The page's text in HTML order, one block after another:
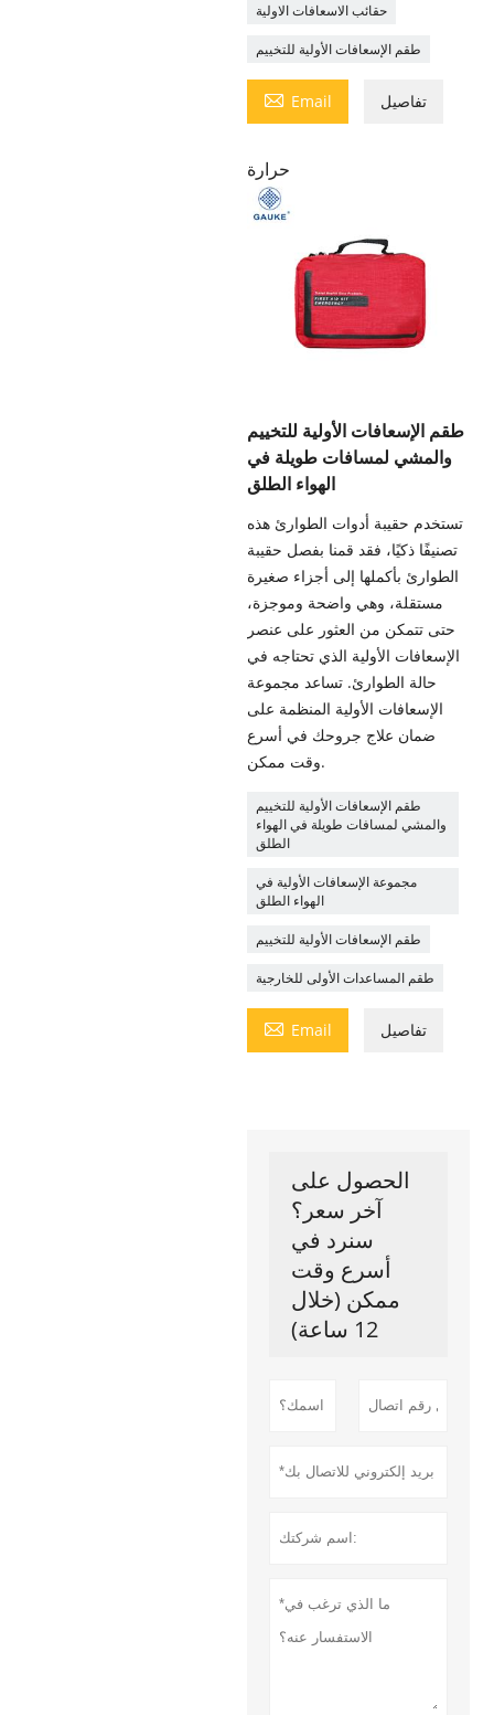
حقائب الاسعافات الاولية
طقم الإسعافات الأولية للتخييم
 Email تفاصيل
حرارة
طقم الإسعافات الأولية للتخييم
والمشي لمسافات طويلة في
الهواء الطلق
تستخدم حقيبة أدوات الطوارئ هذه
تصنيفًا ذكيًا، فقد قمنا بفصل حقيبة
الطوارئ بأكملها إلى أجزاء صغيرة
مستقلة، وهي واضحة وموجزة،
حتى تتمكن من العثور على عنصر
الإسعافات الأولية الذي تحتاجه في
حالة الطوارئ. تساعد مجموعة
الإسعافات الأولية المنظمة على
ضمان علاج جروحك في أسرع
وقت ممكن.
طقم الإسعافات الأولية للتخييم
والمشي لمسافات طويلة في الهواء
الطلق
مجموعة الإسعافات الأولية في
الهواء الطلق
طقم الإسعافات الأولية للتخييم
طقم المساعدات الأولى للخارجية
 Email تفاصيل
الحصول على
آخر سعر؟
سنرد في
أسرع وقت
ممكن (خلال
12 ساعة)